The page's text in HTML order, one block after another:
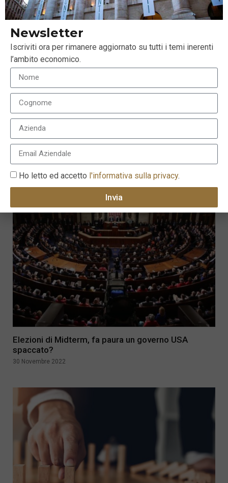
Ipotesi rialzo dei tassi BCE, cosa potrebbe
accadere
12 Dicembre 2022
Elezioni di Midterm, fa paura un governo USA
spaccato?
30 Novembre 2022
Newsletter
Iscriviti ora per rimanere aggiornato su tutti i temi inerenti
l’ambito economico.
Ho letto ed accetto l'informativa sulla privacy.
Invia